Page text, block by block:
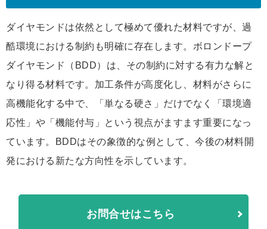
ダイヤモンドは依然として極めて優れた材料ですが、過
酷環境における制約も明確に存在します。ボロンドープ
ダイヤモンド（BDD）は、その制約に対する有力な解と
なり得る材料です。加工条件が高度化し、材料がさらに
高機能化する中で、「単なる硬さ」だけでなく「環境適
応性」や「機能付与」という視点がますます重要になっ
ています。BDDはその象徴的な例として、今後の材料開
発における新たな方向性を示しています。
お問合せはこちら